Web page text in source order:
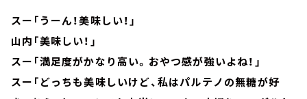
スー「うーん！美味しい！」
山内「美味しい！」
スー「満足度がかなり高い。おやつ感が強いよね！」
スー「どっちも美味しいけど、私はパルテノの無糖が好